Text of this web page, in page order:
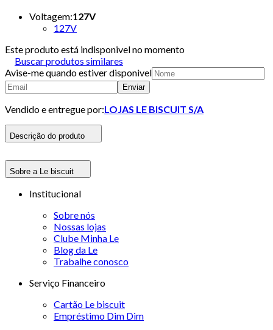
Voltagem:127V
127V
Este produto está indisponivel no momento
Buscar produtos similares
Avise-me quando estiver disponivel
Enviar
Vendido e entregue por:LOJAS LE BISCUIT S/A
Descrição do produto
Sobre a Le biscuit
Institucional
Sobre nós
Nossas lojas
Clube Minha Le
Blog da Le
Trabalhe conosco
Serviço Financeiro
Cartão Le biscuit
Empréstimo Dim Dim